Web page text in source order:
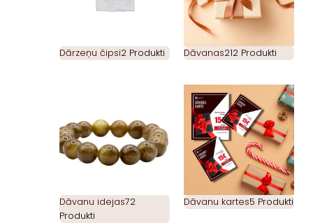
Dārzeņu čipsi2 Produkti Dāvanas212 Produkti
Dāvanu idejas72
Produkti
Dāvanu kartes5 Produkti